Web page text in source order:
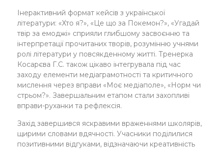
Інерактивний формат кейсів з української
літератури: «Хто я?», «Це що за Покемон?», «Угадай
твір за емоджі» сприяли глибшому засвоєнню та
інтерпретації прочитаних творів, розумінню учнями
ролі літератури у повсякденному житті. Тренерка
Косарєва Г.С. також цікаво інтегрувала під час
заходу елементи медіаграмотності та критичного
мислення через вправи «Моє медіаполе», «Норм чи
стрьом?». Завершальним етапом стали захопливі
вправи-руханки та рефлексія.
Захід завершився яскравими враженнями школярів,
щирими словами вдячності. Учасники поділилися
позитивними відгуками, відзначаючи креативність